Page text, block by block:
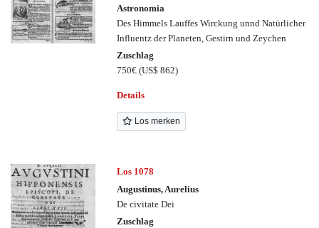
Astronomia
Des Himmels Lauffes Wirckung unnd Natürlicher
Influentz der Planeten, Gestirn und Zeychen
Zuschlag
750€(US$ 862)
Details
Los merken
Los 1078
Augustinus, Aurelius
De civitate Dei
Zuschlag